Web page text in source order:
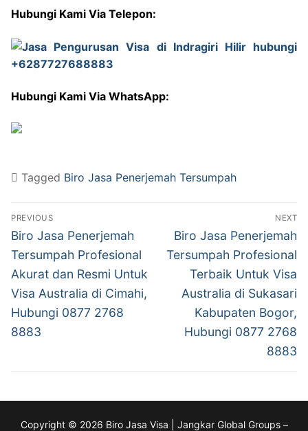
Hubungi Kami Via Telepon:
Hubungi Kami Via WhatsApp:
Tagged Biro Jasa Penerjemah Tersumpah
Post
navigation
PREVIOUS
Previous
post:
Biro Jasa Penerjemah
Tersumpah Profesional
Akurat dan Resmi Untuk
Visa Australia di Cimahi,
Hubungi 0877 2768
8883
NEXT
Next
post:
Biro Jasa Penerjemah
Tersumpah Profesional
Terbaik Untuk Visa
Australia di Sukasari
Kabupaten Bogor,
Hubungi 0877 2768
8883
Copyright © 2026 Biro Jasa Visa | Jangkar Global Groups –